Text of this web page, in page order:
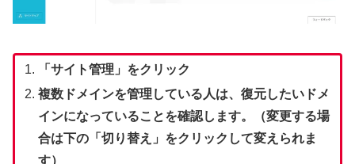
「サイト管理」をクリック
複数ドメインを管理している人は、復元したいドメ
インになっていることを確認します。（変更する場
合は下の「切り替え」をクリックして変えられま
す）